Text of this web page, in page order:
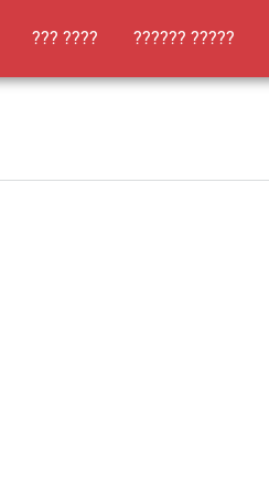
(current)??? ???? ?????? ?????